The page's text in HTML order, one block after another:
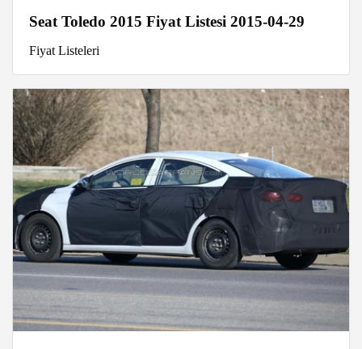
Seat Toledo 2015 Fiyat Listesi 2015-04-29
Fiyat Listeleri